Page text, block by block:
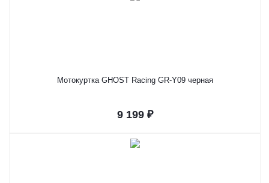
Мотокуртка GHOST Racing GR-Y09 черная
9 199 ₽